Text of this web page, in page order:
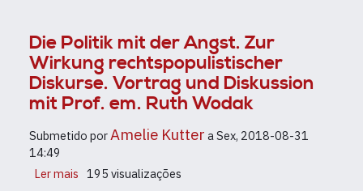
Die Politik mit der Angst. Zur
Wirkung rechtspopulistischer
Diskurse. Vortrag und Diskussion
mit Prof. em. Ruth Wodak
Submetido porAmelie Kutter aSex, 2018-08-31
14:49
Ler mais sobre
195 visualizações